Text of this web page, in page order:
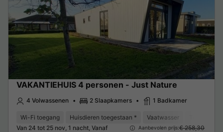
VAKANTIEHUIS 4 personen - Just Nature
4 Volwassenen 2 Slaapkamers 1 Badkamer
Wi-Fi toegang Huisdieren toegestaan * Vaatwasser
Van 24 tot 25 nov, 1 nacht, Vanaf
Aanbevolen prijs:€ 258,30